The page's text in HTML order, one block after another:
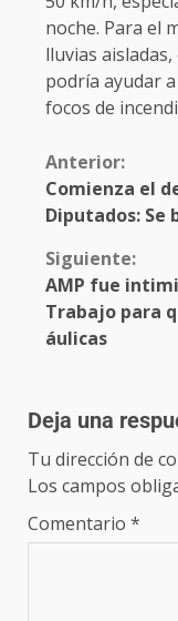
noche. Para el
lluvias
podría ayudar
focos de
Anterior:
Comienza el
Diputados: Se
Siguiente:
AMP fue
Trabajo para
áulicas
Deja una
Tu dirección de
Los campos
Comentario *